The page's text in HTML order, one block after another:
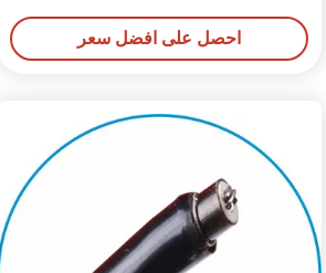
منخفضة مع عصا بلازما يمكن التخلص منها
احصل على افضل سعر